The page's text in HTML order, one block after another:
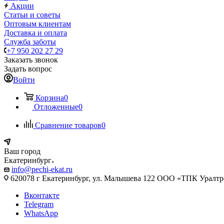
Акции
Статьи и советы
Оптовым клиентам
Доставка и оплата
Служба заботы
+7 950 202 27 29
Заказать звонок
Задать вопрос
Войти
Корзина0
Отложенные0
Сравнение товаров0
Ваш город
Екатеринбург
info@pechi-ekat.ru
620078 г Екатеринбург, ул. Малышева 122 ООО «ТПК
Вконтакте
Telegram
WhatsApp